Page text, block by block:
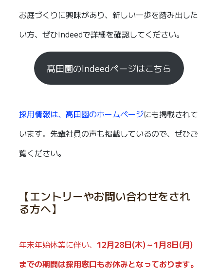
お庭づくりに興味があり、新しい一歩を踏み出した
い方、ぜひIndeedで詳細を確認してください。
髙田園のIndeedページはこちら
採用情報は、髙田園のホームページにも掲載されて
います。先輩社員の声も掲載しているので、ぜひご
覧ください。
【エントリーやお問い合わせをされ
る方へ】
年末年始休業に伴い、 12月28日(木)～1月8日(月)
までの期間は採用窓口もお休みとなっております。